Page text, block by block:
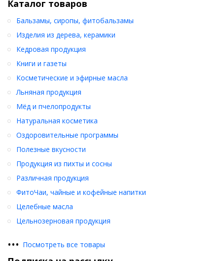
Каталог товаров
Бальзамы, сиропы, фитобальзамы
Изделия из дерева, керамики
Кедровая продукция
Книги и газеты
Косметические и эфирные масла
Льняная продукция
Мёд и пчелопродукты
Натуральная косметика
Оздоровительные программы
Полезные вкусности
Продукция из пихты и сосны
Различная продукция
ФитоЧаи, чайные и кофейные напитки
Целебные масла
Цельнозерновая продукция
••• Посмотреть все товары